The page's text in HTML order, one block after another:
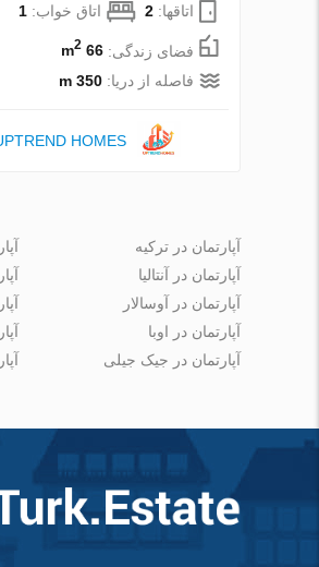
اتاقها: 2 اتاق خواب: 1
فضای زندگی: 66 m
2
فاصله از دریا: 350 m
HOMES
آپارتمان در ترکیه
آپارتمان در آنتالیا
آپارتمان در آوسالار
آپارتمان در اوبا
آپارتمان در جیک جیلی